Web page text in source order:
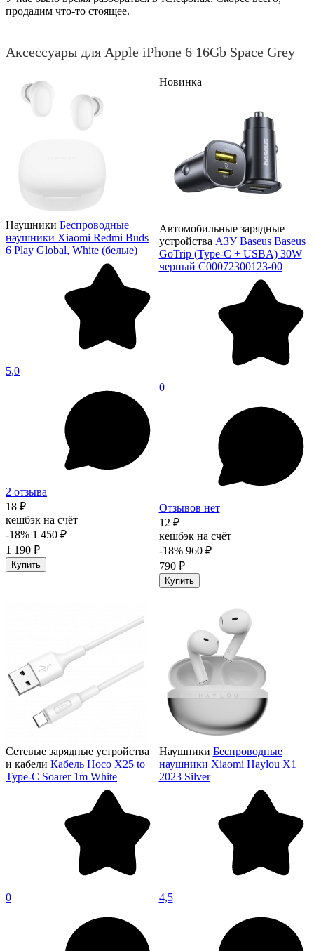
продадим что-то стоящее.
Аксессуары для Apple iPhone 6 16Gb Space Grey
Наушники Беспроводные
наушники Xiaomi Redmi Buds
6 Play Global, White (белые)
5,0
2 отзыва
18 ₽
кешбэк на счёт
-18% 1 450 ₽
1 190 ₽
Купить
Новинка
Автомобильные зарядные
устройства АЗУ Baseus Baseus
GoTrip (Type-C + USBA) 30W
черный C00072300123-00
0
Отзывов нет
12 ₽
кешбэк на счёт
-18% 960 ₽
790 ₽
Купить
Сетевые зарядные устройства
и кабели Кабель Hoco X25 to
Type-C Soarer 1m White
0
Наушники Беспроводные
наушники Xiaomi Haylou X1
2023 Silver
4,5